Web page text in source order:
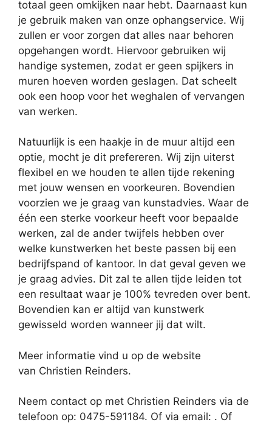
totaal geen omkijken naar hebt. Daarnaast kun
je gebruik maken van onze ophangservice. Wij
zullen er voor zorgen dat alles naar behoren
opgehangen wordt. Hiervoor gebruiken wij
handige systemen, zodat er geen spijkers in
muren hoeven worden geslagen. Dat scheelt
ook een hoop voor het weghalen of vervangen
van werken.
Natuurlijk is een haakje in de muur altijd een
optie, mocht je dit prefereren. Wij zijn uiterst
flexibel en we houden te allen tijde rekening
met jouw wensen en voorkeuren. Bovendien
voorzien we je graag van kunstadvies. Waar de
één een sterke voorkeur heeft voor bepaalde
werken, zal de ander twijfels hebben over
welke kunstwerken het beste passen bij een
bedrijfspand of kantoor. In dat geval geven we
je graag advies. Dit zal te allen tijde leiden tot
een resultaat waar je 100% tevreden over bent.
Bovendien kan er altijd van kunstwerk
gewisseld worden wanneer jij dat wilt.
Meer informatie vind u op de website
van Christien Reinders.
Neem contact op met Christien Reinders via de
telefoon op: 0475-591184. Of via email: . Of